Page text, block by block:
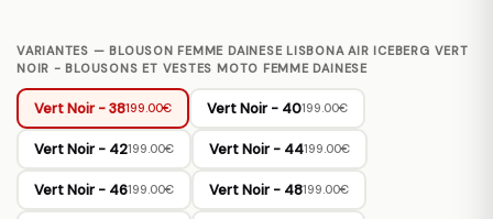
VARIANTES — BLOUSON FEMME DAINESE LISBONA AIR ICEBERG VERT
NOIR - BLOUSONS ET VESTES MOTO FEMME DAINESE
Vert Noir - 38199.00€ Vert Noir - 40199.00€
Vert Noir - 42199.00€ Vert Noir - 44199.00€
Vert Noir - 46199.00€ Vert Noir - 48199.00€